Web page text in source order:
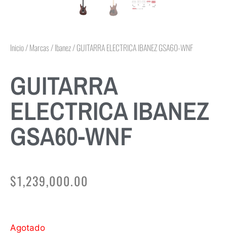
Inicio/Marcas/Ibanez/ GUITARRA ELECTRICA IBANEZ GSA60-WNF
GUITARRA
ELECTRICA IBANEZ
GSA60-WNF
$1,239,000.00
Agotado